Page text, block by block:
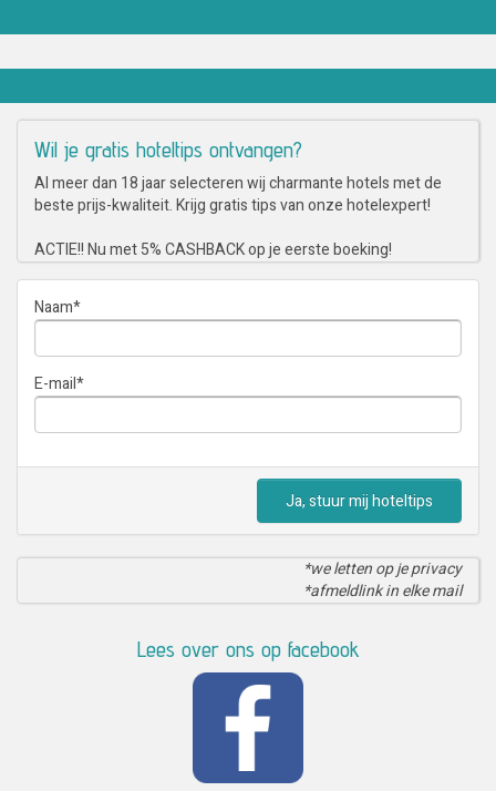
Wil je gratis hoteltips ontvangen?
Al meer dan 18 jaar selecteren wij charmante hotels met de
beste prijs-kwaliteit. Krijg gratis tips van onze hotelexpert!
ACTIE!! Nu met 5% CASHBACK op je eerste boeking!
Naam*
E-mail*
Ja, stuur mij hoteltips
*we letten op je privacy
*afmeldlink in elke mail
Lees over ons op facebook